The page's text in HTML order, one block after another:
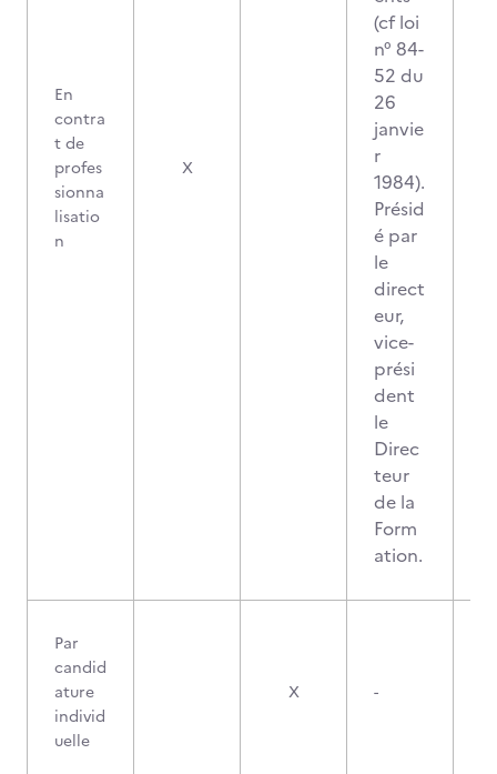
En
contra
t de
profes
sionna
lisatio
n
X
(cf loi
n° 84-
52 du
26
janvie
r
1984).
Présid
é par
le
direct
eur,
vice-
prési
dent
le
Direc
teur
de la
Form
ation.
Par
candid
ature
individ
uelle
X -